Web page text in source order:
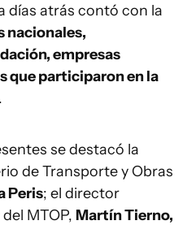
días atrás contó con la
nacionales,
empresas
que participaron en la
.
se destacó la
de Transporte y Obras
Peris; el director
MTOP, Martín Tierno,